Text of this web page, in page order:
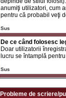
anumiţi utilizatori, cum
pentru că probabil veţi
Sus
De ce când folosesc
Doar utilizatorii
lucru se întamplă
Sus
Probleme de scriere/